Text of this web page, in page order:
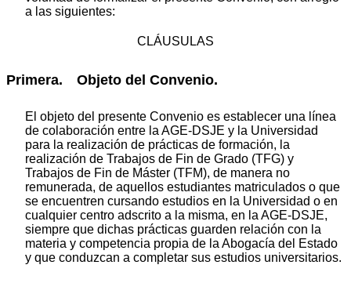
a las siguientes:
CLÁUSULAS
Primera. Objeto del Convenio.
El objeto del presente Convenio es establecer una línea
de colaboración entre la AGE-DSJE y la Universidad
para la realización de prácticas de formación, la
realización de Trabajos de Fin de Grado (TFG) y
Trabajos de Fin de Máster (TFM), de manera no
remunerada, de aquellos estudiantes matriculados o que
se encuentren cursando estudios en la Universidad o en
cualquier centro adscrito a la misma, en la AGE-DSJE,
siempre que dichas prácticas guarden relación con la
materia y competencia propia de la Abogacía del Estado
y que conduzcan a completar sus estudios universitarios.